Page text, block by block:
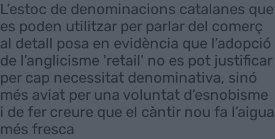
L’estoc de denominacions catalanes que
es poden utilitzar per parlar del comerç
al detall posa en evidència que l’adopció
de l’anglicisme 'retail' no es pot justificar
per cap necessitat denominativa, sinó
més aviat per una voluntat d’esnobisme
i de fer creure que el càntir nou fa l’aigua
més fresca